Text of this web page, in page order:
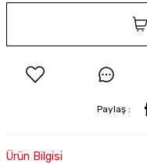
Paylaş :
Ürün Bilgisi